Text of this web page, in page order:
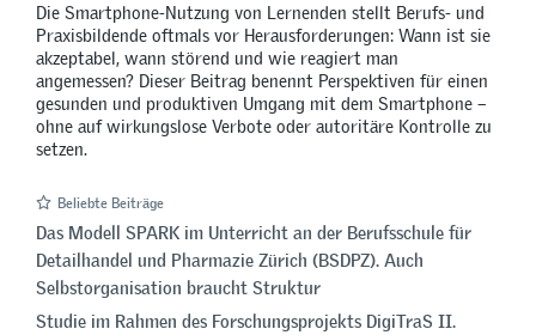
Die Smartphone-Nutzung von Lernenden stellt Berufs- und
Praxisbildende oftmals vor Herausforderungen: Wann ist sie
akzeptabel, wann störend und wie reagiert man
angemessen? Dieser Beitrag benennt Perspektiven für einen
gesunden und produktiven Umgang mit dem Smartphone –
ohne auf wirkungslose Verbote oder autoritäre Kontrolle zu
setzen.
Beliebte Beiträge
Das Modell SPARK im Unterricht an der Berufsschule für
Detailhandel und Pharmazie Zürich (BSDPZ). Auch
Selbstorganisation braucht Struktur
Studie im Rahmen des Forschungsprojekts DigiTraS II.